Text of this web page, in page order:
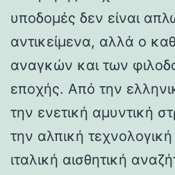
υποδομές δεν είναι
αντικείμενα, αλλά ο
αναγκών και των
εποχής. Από την
την ενετική αμυντική
την αλπική
ιταλική αισθητική